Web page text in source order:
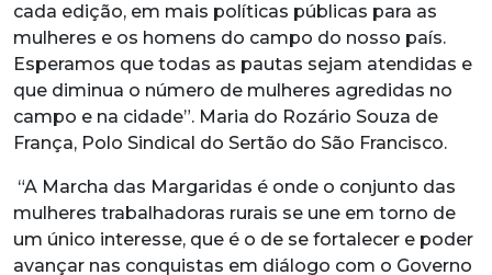
cada edição, em mais políticas públicas para as
mulheres e os homens do campo do nosso país.
Esperamos que todas as pautas sejam atendidas e
que diminua o número de mulheres agredidas no
campo e na cidade”. Maria do Rozário Souza de
França, Polo Sindical do Sertão do São Francisco.
“A Marcha das Margaridas é onde o conjunto das
mulheres trabalhadoras rurais se une em torno de
um único interesse, que é o de se fortalecer e poder
avançar nas conquistas em diálogo com o Governo